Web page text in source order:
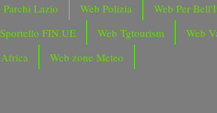
Parchi Lazio Web Polizia Web Per
FIN.UE Web Tgtourism Web
Web zone Meteo